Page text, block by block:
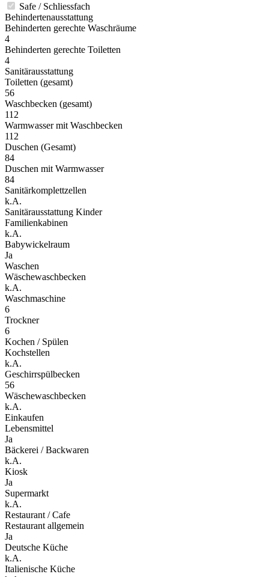
Safe / Schliessfach
Behindertenausstattung
Behinderten gerechte Waschräume
4
Behinderten gerechte Toiletten
4
Sanitärausstattung
Toiletten (gesamt)
56
Waschbecken (gesamt)
112
Warmwasser mit Waschbecken
112
Duschen (Gesamt)
84
Duschen mit Warmwasser
84
Sanitärkomplettzellen
k.A.
Sanitärausstattung Kinder
Familienkabinen
k.A.
Babywickelraum
Ja
Waschen
Wäschewaschbecken
k.A.
Waschmaschine
6
Trockner
6
Kochen / Spülen
Kochstellen
k.A.
Geschirrspülbecken
56
Wäschewaschbecken
k.A.
Einkaufen
Lebensmittel
Ja
Bäckerei / Backwaren
k.A.
Kiosk
Ja
Supermarkt
k.A.
Restaurant / Cafe
Restaurant allgemein
Ja
Deutsche Küche
k.A.
Italienische Küche